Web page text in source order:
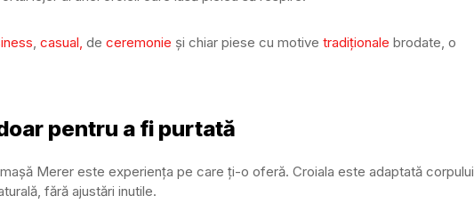
, casual, de ceremonie și chiar piese cu motive tradiționale brodate, o
pentru a fi purtată
Merer este experiența pe care ți-o oferă. Croiala este adaptată corpului
fără ajustări inutile.